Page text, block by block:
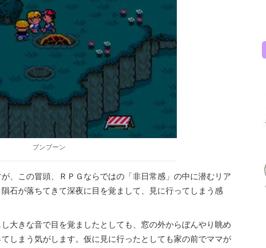
ブンブーン
、この冒頭、ＲＰＧならではの「非日常感」の中に潜むリア
石が落ちてきて深夜に目を覚まして、見に行ってしまう感
大きな音で目を覚ましたとしても、窓の外からぼんやり眺め
しまう気がします。仮に見に行ったとしても家の前でママが